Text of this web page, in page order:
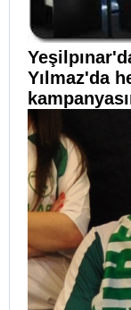
Yılmaz'da